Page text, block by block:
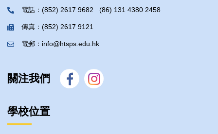
電話：(852) 2617 9682 (86) 131 4380 2458
傳真：(852) 2617 9121
電郵：info@htsps.edu.hk
關注我們
學校位置